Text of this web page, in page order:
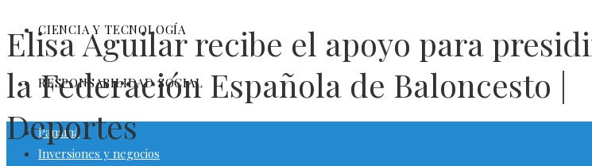
CIENCIA Y TECNOLOGÍA
RESPONSABILIDAD SOCIAL
Panamá
Inversiones y negocios
Elisa Aguilar recibe el apoyo para
la Federación Española de Baloncesto |
Deportes